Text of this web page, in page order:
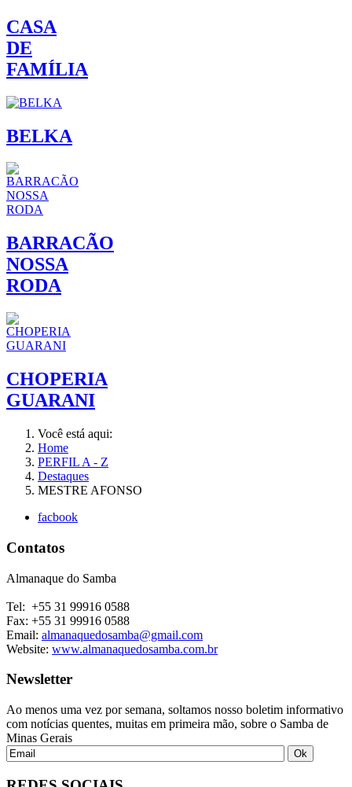
CASA
DE
FAMÍLIA
BELKA
BARRACÃO
NOSSA
RODA
CHOPERIA
GUARANI
Você está aqui:
Home
PERFIL A - Z
Destaques
MESTRE AFONSO
facbook
Contatos
Almanaque do Samba
Tel: +55 31 99916 0588
Fax: +55 31 99916 0588
Email: almanaquedosamba@gmail.com
Website: www.almanaquedosamba.com.br
Newsletter
Ao menos uma vez por semana, soltamos nosso boletim informativo
com notícias quentes, muitas em primeira mão, sobre o Samba de
Minas Gerais